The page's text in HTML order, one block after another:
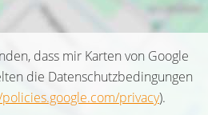
dass mir Karten von Google
die Datenschutzbedingungen
privacy).